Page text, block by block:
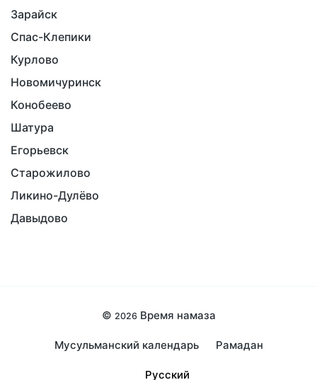
Зарайск
Спас-Клепики
Курлово
Новомичуринск
Конобеево
Шатура
Егорьевск
Старожилово
Ликино-Дулёво
Давыдово
© 2026 Время намаза
Мусульманский календарь Рамадан
Русский